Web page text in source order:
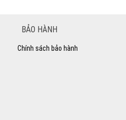
BẢO HÀNH
Chính sách bảo hành